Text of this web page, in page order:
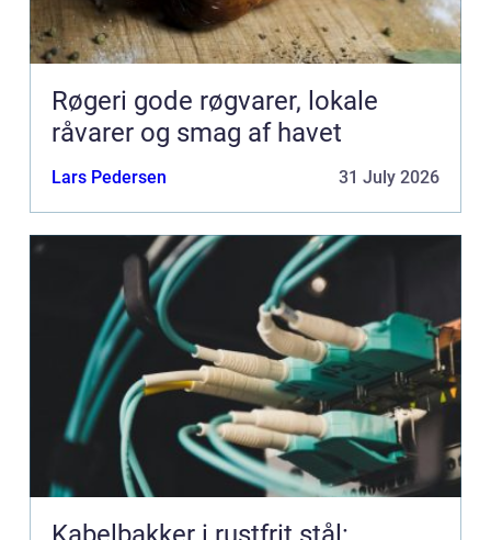
Røgeri gode røgvarer, lokale
råvarer og smag af havet
Lars Pedersen 31 July 2026